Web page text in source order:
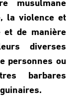
musulmane
la violence et
de manière
diverses
personnes ou
barbares